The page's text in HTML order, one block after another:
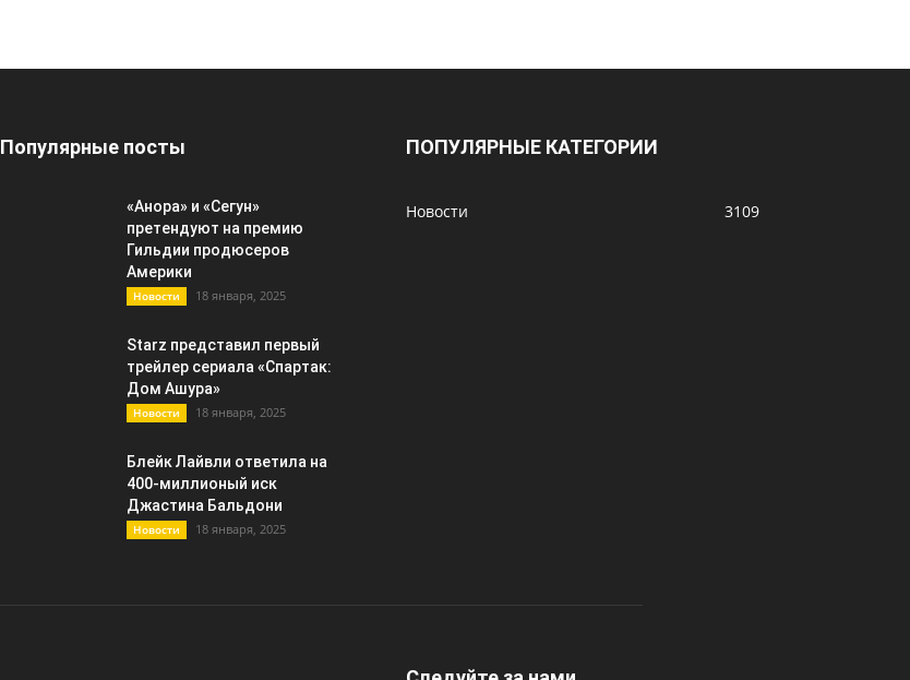
Популярные посты
«Анора» и «Сегун»
претендуют на премию
Гильдии продюсеров
Америки
Новости 18 января, 2025
Starz представил первый
трейлер сериала «Спартак:
Дом Ашура»
Новости 18 января, 2025
Блейк Лайвли ответила на
400-миллионый иск
Джастина Бальдони
Новости 18 января, 2025
ПОПУЛЯРНЫЕ КАТЕГОРИИ
Новости 3109